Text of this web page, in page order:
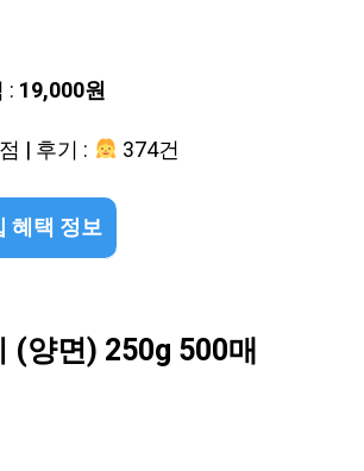
: 19,000원
| 후기 :
374건
혜택 정보
(양면) 250g 500매